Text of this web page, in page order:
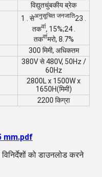
विद्युतचुंबकीय ब्रेक
1 . सेअनुसूचित जनजाति23 .
तकवां, 15%;24 .
तकवांमरो, 8.7%
300 मिमी, अधिकतम
380V से 480V, 50Hz /
60Hz
2800L x 1500W x
1650H(मिमी)
2200 किग्रा
mm.pdf
को डाउनलोड करने